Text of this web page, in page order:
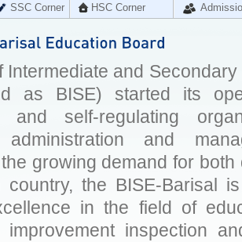
SSC Corner HSC Corner
Intermediate and
as BISE) started its
and self-regulating
administration and
growing demand for
country, the BISE-Barisal
in the field of
inspection